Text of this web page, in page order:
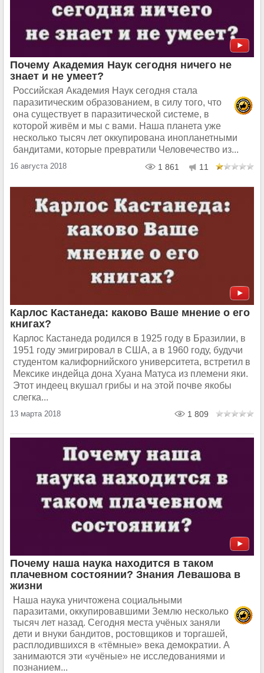
Почему Академия Наук сегодня ничего не
знает и не умеет?
Российская Академия Наук сегодня стала
паразитическим образованием, в силу того, что
она существует в паразитической системе, в
которой живём и мы с вами. Наша планета уже
несколько тысяч лет оккупирована инопланетными
бандитами, которые превратили Человечество из...
16 августа 2018 1 861 11
Карлос Кастанеда: каково Ваше мнение о его
книгах?
Карлос Кастанеда родился в 1925 году в Бразилии, в
1951 году эмигрировал в США, а в 1960 году, будучи
студентом калифорнийского университета, встретил в
Мексике индейца дона Хуана Матуса из племени яки.
Этот индеец вкушал грибы и на этой почве якобы
слегка...
13 марта 2018 1 809
Почему наша наука находится в таком
плачевном состоянии? Знания Левашова в
жизни
Наша наука уничтожена социальными
паразитами, оккупировавшими Землю несколько
тысяч лет назад. Сегодня места учёных заняли
дети и внуки бандитов, ростовщиков и торгашей,
расплодившихся в «тёмные» века демократии. А
занимаются эти «учёные» не исследованиями и
познанием...